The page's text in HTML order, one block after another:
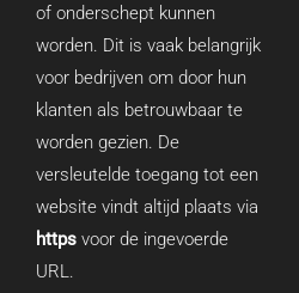
of onderschept kunnen
worden. Dit is vaak belangrijk
voor bedrijven om door hun
klanten als betrouwbaar te
worden gezien. De
versleutelde toegang tot een
website vindt altijd plaats via
https voor de ingevoerde
URL.